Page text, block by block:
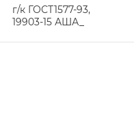
г/к ГОСТ1577-93,
19903-15 АША_